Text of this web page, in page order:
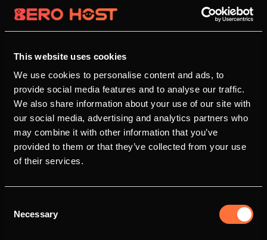
This website uses cookies
We use cookies to personalise content and ads, to
provide social media features and to analyse our traffic.
We also share information about your use of our site with
our social media, advertising and analytics partners who
may combine it with other information that you’ve
provided to them or that they’ve collected from your use
of their services.
Selection
Necessary